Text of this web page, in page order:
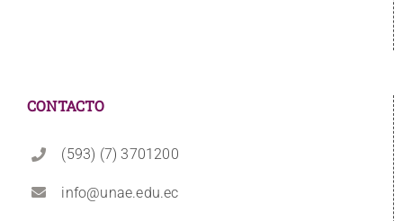
CONTACTO
(593) (7) 3701200
info@unae.edu.ec